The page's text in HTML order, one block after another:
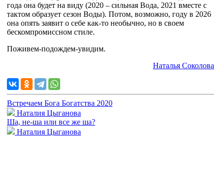
года она будет на виду (2020 – сильная Вода, 2021 вместе с
тактом образует сезон Воды). Потом, возможно, году в 2026
она опять заявит о себе как-то необычно, но в своем
бескомпромиссном стиле.
Поживем-подождем-увидим.
Наталья Соколова
Встречаем Бога Богатства 2020
Наталия Цыганова
Ша, не-ша или все же ша?
Наталия Цыганова